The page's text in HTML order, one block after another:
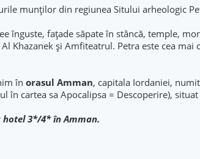
munților din regiunea Sitului arheologic
înguste, faţade săpate în stâncă, temple,
Khazanek şi Amfiteatrul. Petra este cea
în orasul Amman, capitala Iordaniei,
în cartea sa Apocalipsa = Descoperire),
hotel 3*/4* în Amman.